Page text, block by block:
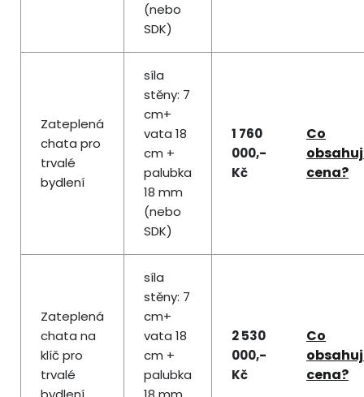
(nebo
SDK)
Zateplená
chata pro
trvalé
bydlení
síla
stěny: 7
cm+
vata 18
cm +
palubka
18 mm
(nebo
SDK)
1 760
000,-
Kč
Co
cena?
Zateplená
chata na
klíč pro
trvalé
síla
stěny: 7
cm+
vata 18
cm +
palubka
2 530
000,-
Kč
Co
cena?